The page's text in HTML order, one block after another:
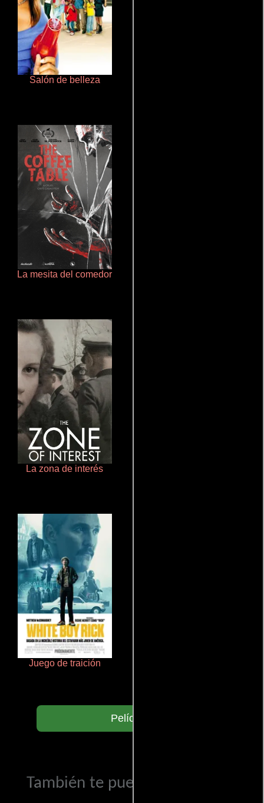
Salón de belleza
La mesita del comedor
La zona de interés
Juego de traición
Películas
También te puede interesar...